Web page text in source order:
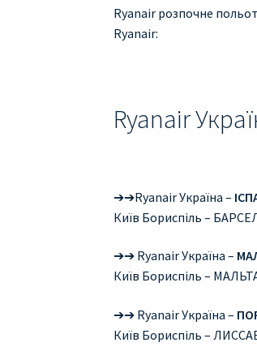
Ryanair розпочне
Ryanair:
Ryanair
➔➔Ryanair Україна –
Київ Бориспіль –
➔➔ Ryanair Україна –
Київ Бориспіль –
➔➔ Ryanair Україна –
Київ Бориспіль –